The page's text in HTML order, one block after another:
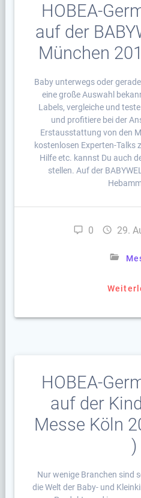
HOBEA-
auf der
München
Baby unterwegs oder
eine große Auswahl
Labels, vergleiche und
und profitiere bei der
Erstausstattung von den
kostenlosen Experten-Talks
Hilfe etc. kannst Du auch
stellen. Auf der
0 29.
HOBEA-
auf der
Messe Köln
)
Nur wenige Branchen sind
die Welt der Baby- und